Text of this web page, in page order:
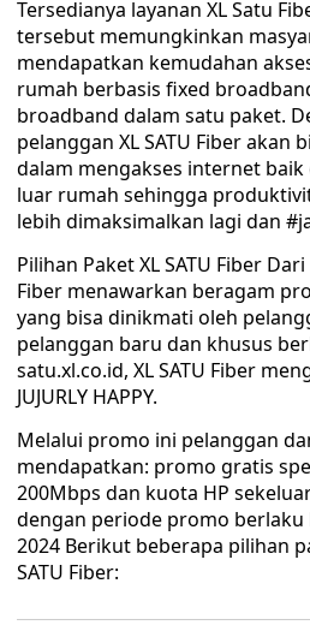
Tersedianya layanan XL Satu
tersebut memungkinkan
mendapatkan kemudahan
rumah berbasis fixed
broadband dalam satu paket.
pelanggan XL SATU Fiber akan
dalam mengakses internet
luar rumah sehingga
lebih dimaksimalkan lagi dan
Pilihan Paket XL SATU Fiber
Fiber menawarkan beragam
yang bisa dinikmati oleh
pelanggan baru dan khusus
satu.xl.co.id, XL SATU Fiber
JUJURLY HAPPY.
Melalui promo ini pelanggan
mendapatkan: promo gratis
200Mbps dan kuota HP
dengan periode promo berlaku
2024 Berikut beberapa pilihan
SATU Fiber: